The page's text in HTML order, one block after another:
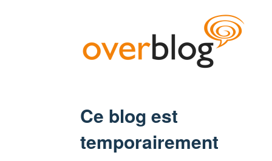
Ce blog est
temporairement